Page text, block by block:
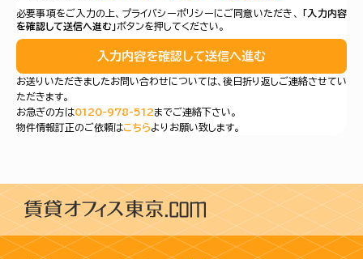
必要事項をご入力の上、プライバシーポリシーにご同意いただき、
「入力内容
を確認して送信へ進む」ボタンを押してください。
入力内容を確認して送信へ進む
お送りいただきましたお問い合わせについては、後日折り返しご連絡させてい
ただきます。
お急ぎの方は0120-978-512までご連絡下さい。
物件情報訂正のご依頼はこちらよりお願い致します。